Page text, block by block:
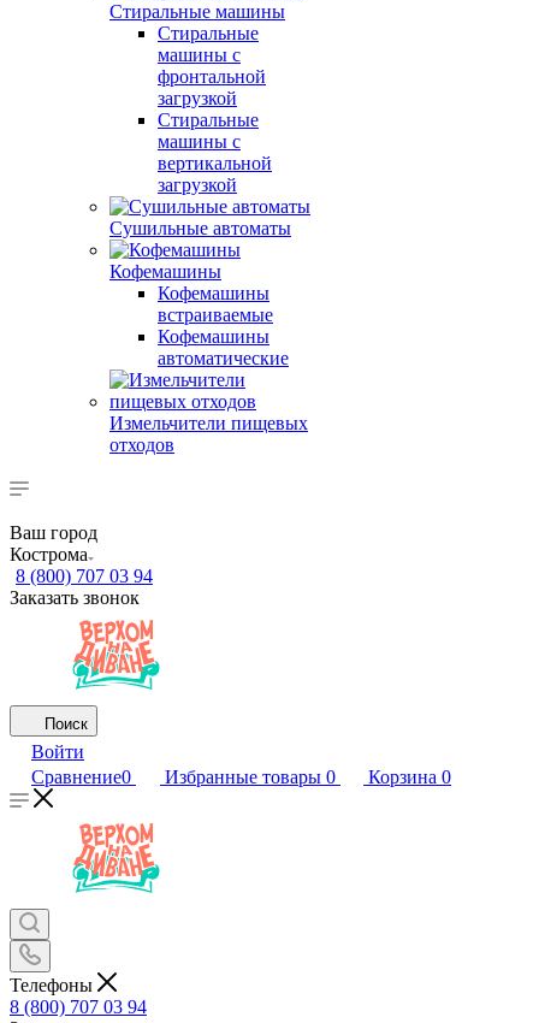
Стиральные машины
Стиральные
машины с
фронтальной
загрузкой
Стиральные
машины с
вертикальной
загрузкой
Сушильные автоматы
Кофемашины
Кофемашины
встраиваемые
Кофемашины
автоматические
Измельчители пищевых
отходов
Ваш город
Кострома
8 (800) 707 03 94
Заказать звонок
Поиск
Войти
Сравнение0 Избранные товары 0 Корзина 0
Телефоны
8 (800) 707 03 94